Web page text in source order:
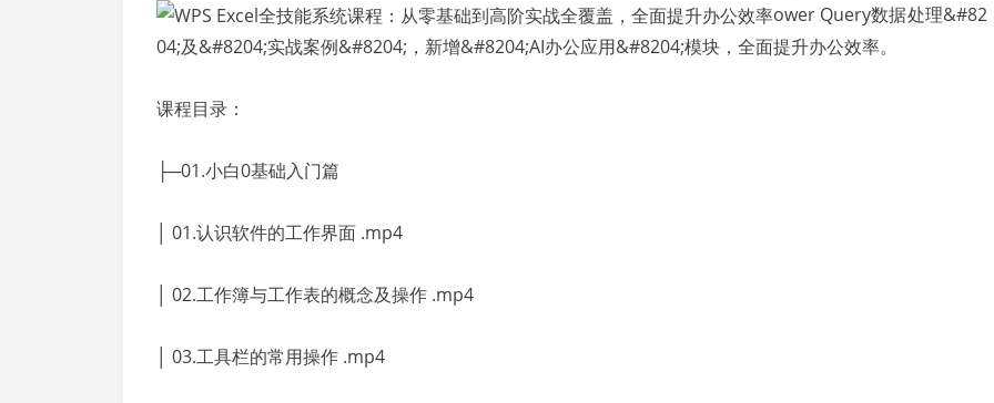
ower Query数据处理&#82
04;及&#8204;实战案例&#8204;，新增&#8204;AI办公应用&#8204;模块，全面提升办公效率。
课程目录：
├─01.小白0基础入门篇
│ 01.认识软件的工作界面 .mp4
│ 02.工作簿与工作表的概念及操作 .mp4
│ 03.工具栏的常用操作 .mp4